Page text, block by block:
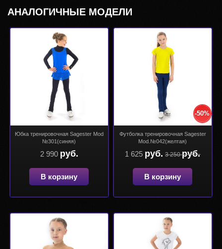
АНАЛОГИЧНЫЕ МОДЕЛИ
Юбка тренировочная Sagester Mod
№301(синяя)
2 990 руб.
В корзину
-50%
Футболка тренировочная Sagester
Mod.№042(желтая)
1 625 руб. 3 250руб.
В корзину